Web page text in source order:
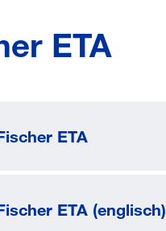
ETA
ETA
ETA (englisch)